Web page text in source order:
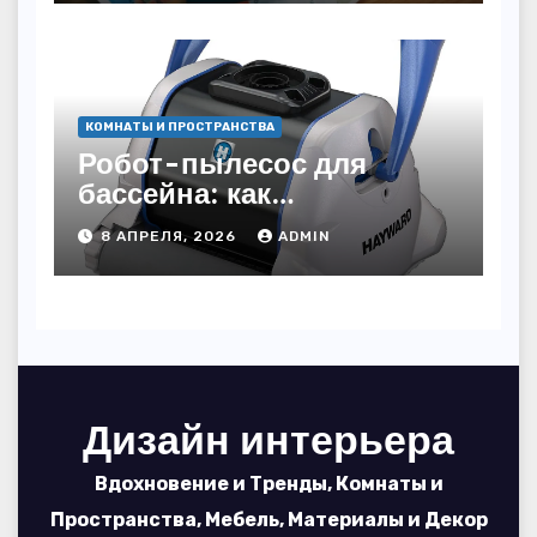
КОМНАТЫ И ПРОСТРАНСТВА
Робот-пылесос для
бассейна: как
пользоваться, чтобы
вода блестела, а
устройство служило 7
8 АПРЕЛЯ, 2026 ADMIN
Дизайн интерьера
Вдохновение и Тренды, Комнаты и
Пространства, Мебель, Материалы и Декор